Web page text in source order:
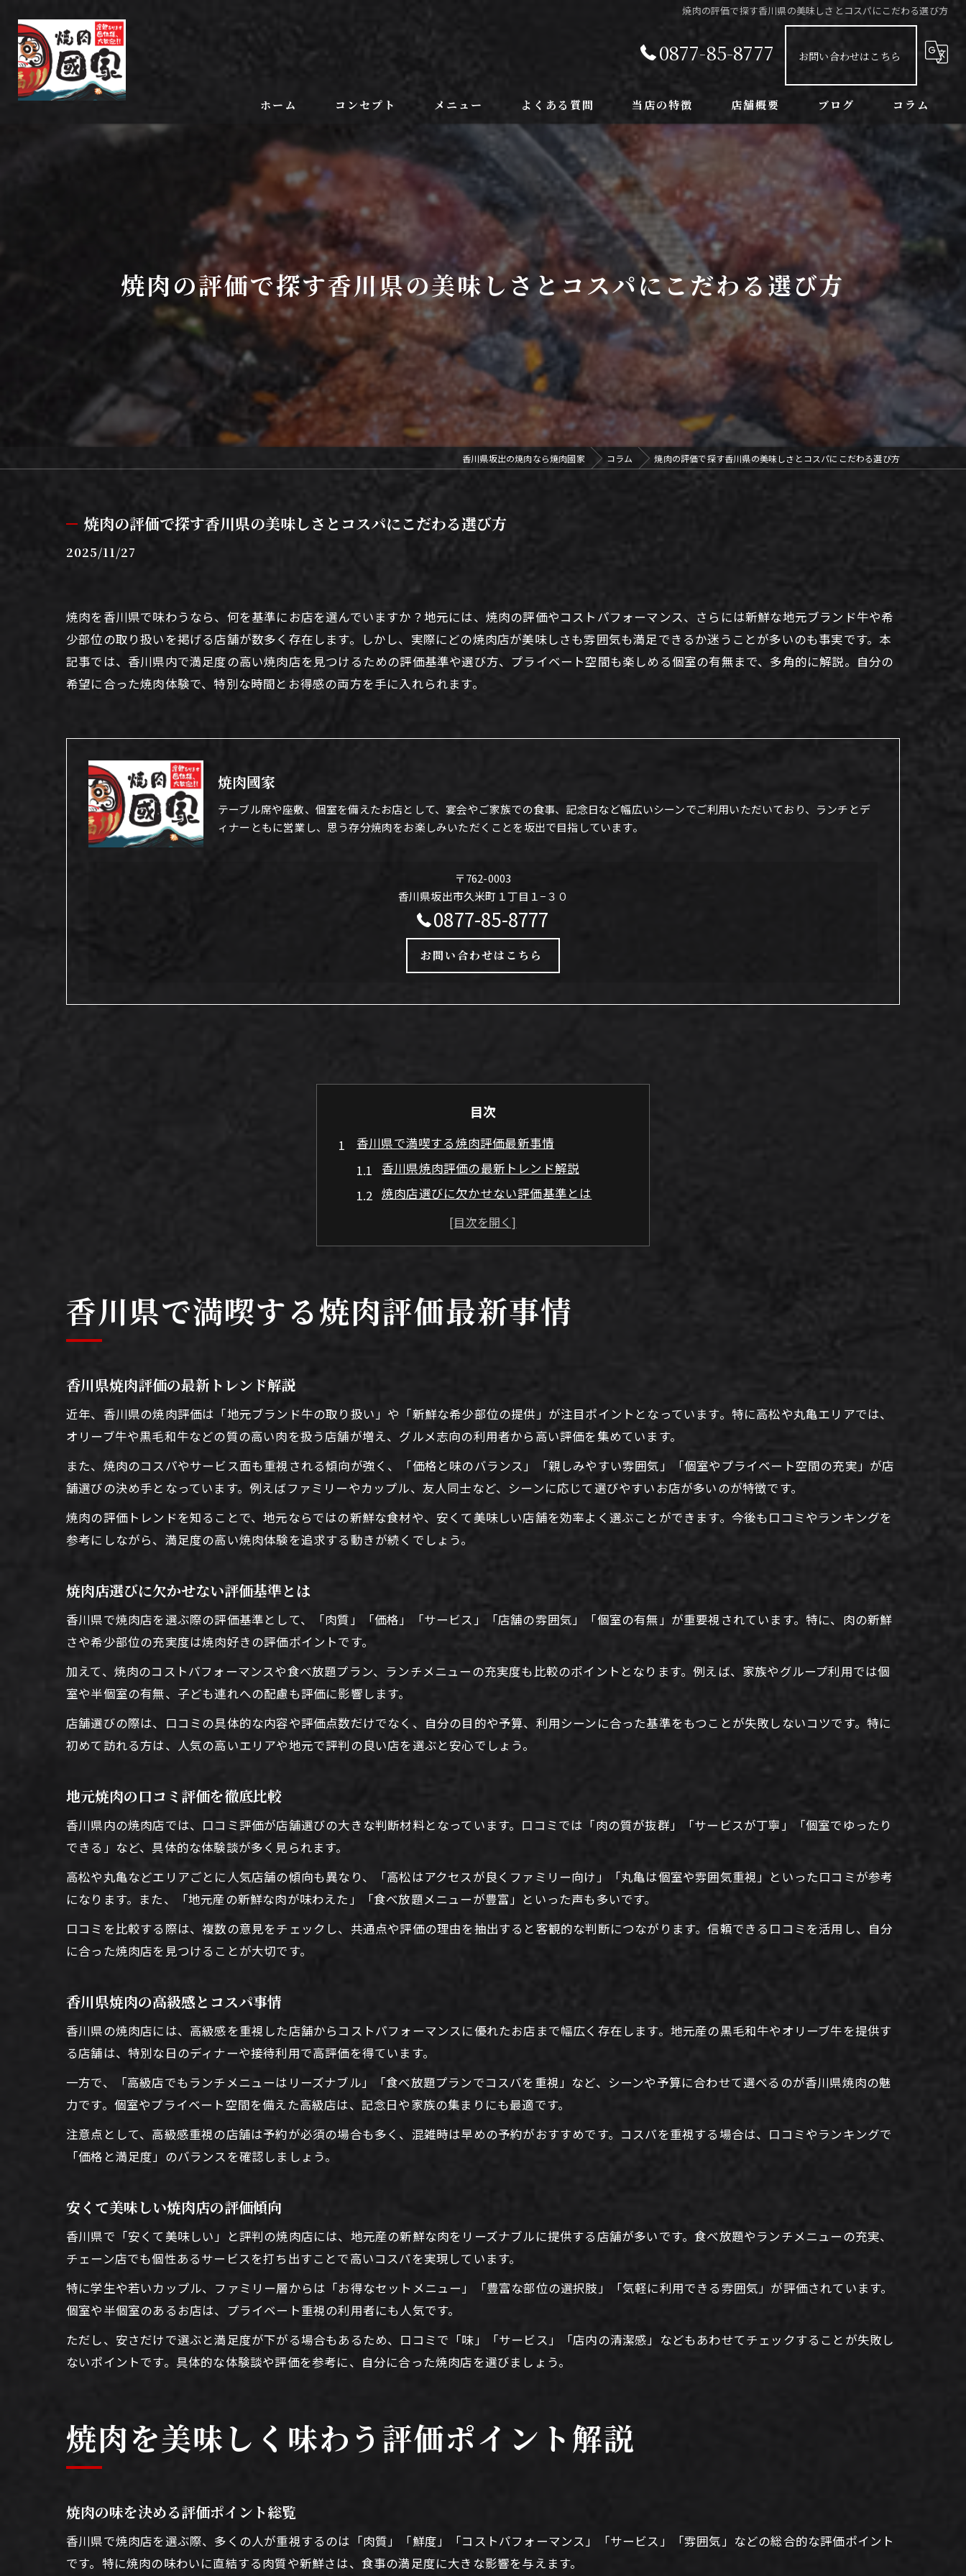
焼肉の評価で探す香川県の美味しさとコスパにこだわる選び方
0877-85-8777 お問い合わせはこちら
ホーム コンセプト メニュー
フードメニュー
ドリンク
よくある質問 当店の特徴
ランチ
野球観戦
個室
記念日
飲み放題
店舗概要 ブログ コラム
焼肉の評価で探す香川県の美味しさとコスパにこだわる選び方
香川県坂出の焼肉なら焼肉國家 コラム 焼肉の評価で探す香川県の美味しさとコスパにこだわる選び方
焼肉の評価で探す香川県の美味しさとコスパにこだわる選び方
2025/11/27
焼肉を香川県で味わうなら、何を基準にお店を選んでいますか？地元には、焼肉の評価やコストパフォーマンス、さらには新鮮な地元ブランド牛や希
少部位の取り扱いを掲げる店舗が数多く存在します。しかし、実際にどの焼肉店が美味しさも雰囲気も満足できるか迷うことが多いのも事実です。本
記事では、香川県内で満足度の高い焼肉店を見つけるための評価基準や選び方、プライベート空間も楽しめる個室の有無まで、多角的に解説。自分の
希望に合った焼肉体験で、特別な時間とお得感の両方を手に入れられます。
焼肉國家
テーブル席や座敷、個室を備えたお店として、宴会やご家族での食事、記念日など幅広いシーンでご利用いただいており、ランチとデ
ィナーともに営業し、思う存分焼肉をお楽しみいただくことを坂出で目指しています。
〒762-0003
香川県坂出市久米町１丁目１−３０
0877-85-8777
お問い合わせはこちら
目次
香川県で満喫する焼肉評価最新事情
香川県焼肉評価の最新トレンド解説
焼肉店選びに欠かせない評価基準とは
地元焼肉の口コミ評価を徹底比較
香川県焼肉の高級感とコスパ事情
焼肉を美味しく味わう評価ポイント解説
焼肉の味を決める評価ポイント総覧
焼肉店の雰囲気やサービスも評価軸
コスパ重視で選ぶ香川県の焼肉体験
コスパ重視で焼肉を選ぶ際の評価法
香川県焼肉の安くて美味しい体験術
食べ放題焼肉のコスパ評価を探る
ランチ焼肉のコストパフォーマンス
焼肉評価で注目の個室空間の魅力
プライベート重視の焼肉体験の選び方
焼肉評価に影響する個室の快適さ
個室焼肉で叶える特別な時間の過ごし方
ランチや食べ放題焼肉の魅力を徹底分析
焼肉評価で選ぶ食べ放題の楽しみ方
安くて美味しい焼肉ランチ体験談
香川県で家族に人気の焼肉スタイル発見
家族で楽しむ焼肉の評価基準を解説
焼肉評価にみる家族連れの満足ポイント
香川県で満喫する焼肉評価最新事情
香川県焼肉評価の最新トレンド解説
近年、香川県の焼肉評価は「地元ブランド牛の取り扱い」や「新鮮な希少部位の提供」が注目ポイントとなっています。特に高松や丸亀エリアでは、
オリーブ牛や黒毛和牛などの質の高い肉を扱う店舗が増え、グルメ志向の利用者から高い評価を集めています。
また、焼肉のコスパやサービス面も重視される傾向が強く、「価格と味のバランス」「親しみやすい雰囲気」「個室やプライベート空間の充実」が店
舗選びの決め手となっています。例えばファミリーやカップル、友人同士など、シーンに応じて選びやすいお店が多いのが特徴です。
焼肉の評価トレンドを知ることで、地元ならではの新鮮な食材や、安くて美味しい店舗を効率よく選ぶことができます。今後も口コミやランキングを
参考にしながら、満足度の高い焼肉体験を追求する動きが続くでしょう。
焼肉店選びに欠かせない評価基準とは
香川県で焼肉店を選ぶ際の評価基準として、「肉質」「価格」「サービス」「店舗の雰囲気」「個室の有無」が重要視されています。特に、肉の新鮮
さや希少部位の充実度は焼肉好きの評価ポイントです。
加えて、焼肉のコストパフォーマンスや食べ放題プラン、ランチメニューの充実度も比較のポイントとなります。例えば、家族やグループ利用では個
室や半個室の有無、子ども連れへの配慮も評価に影響します。
店舗選びの際は、口コミの具体的な内容や評価点数だけでなく、自分の目的や予算、利用シーンに合った基準をもつことが失敗しないコツです。特に
初めて訪れる方は、人気の高いエリアや地元で評判の良い店を選ぶと安心でしょう。
地元焼肉の口コミ評価を徹底比較
香川県内の焼肉店では、口コミ評価が店舗選びの大きな判断材料となっています。口コミでは「肉の質が抜群」「サービスが丁寧」「個室でゆったり
できる」など、具体的な体験談が多く見られます。
高松や丸亀などエリアごとに人気店舗の傾向も異なり、「高松はアクセスが良くファミリー向け」「丸亀は個室や雰囲気重視」といった口コミが参考
になります。また、「地元産の新鮮な肉が味わえた」「食べ放題メニューが豊富」といった声も多いです。
口コミを比較する際は、複数の意見をチェックし、共通点や評価の理由を抽出すると客観的な判断につながります。信頼できる口コミを活用し、自分
に合った焼肉店を見つけることが大切です。
香川県焼肉の高級感とコスパ事情
香川県の焼肉店には、高級感を重視した店舗からコストパフォーマンスに優れたお店まで幅広く存在します。地元産の黒毛和牛やオリーブ牛を提供す
る店舗は、特別な日のディナーや接待利用で高評価を得ています。
一方で、「高級店でもランチメニューはリーズナブル」「食べ放題プランでコスパを重視」など、シーンや予算に合わせて選べるのが香川県焼肉の魅
力です。個室やプライベート空間を備えた高級店は、記念日や家族の集まりにも最適です。
注意点として、高級感重視の店舗は予約が必須の場合も多く、混雑時は早めの予約がおすすめです。コスパを重視する場合は、口コミやランキングで
「価格と満足度」のバランスを確認しましょう。
安くて美味しい焼肉店の評価傾向
香川県で「安くて美味しい」と評判の焼肉店には、地元産の新鮮な肉をリーズナブルに提供する店舗が多いです。食べ放題やランチメニューの充実、
チェーン店でも個性あるサービスを打ち出すことで高いコスパを実現しています。
特に学生や若いカップル、ファミリー層からは「お得なセットメニュー」「豊富な部位の選択肢」「気軽に利用できる雰囲気」が評価されています。
個室や半個室のあるお店は、プライベート重視の利用者にも人気です。
ただし、安さだけで選ぶと満足度が下がる場合もあるため、口コミで「味」「サービス」「店内の清潔感」などもあわせてチェックすることが失敗し
ないポイントです。具体的な体験談や評価を参考に、自分に合った焼肉店を選びましょう。
焼肉を美味しく味わう評価ポイント解説
焼肉の味を決める評価ポイント総覧
香川県で焼肉店を選ぶ際、多くの人が重視するのは「肉質」「鮮度」「コストパフォーマンス」「サービス」「雰囲気」などの総合的な評価ポイント
です。特に焼肉の味わいに直結する肉質や新鮮さは、食事の満足度に大きな影響を与えます。